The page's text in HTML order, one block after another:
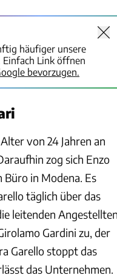
häufiger unsere
Einfach Link öffnen
bevorzugen.
von 24 Jahren an
zog sich Enzo
in Modena. Es
täglich über das
leitenden
Gardini zu, der
Garello stoppt das
das Unternehmen.